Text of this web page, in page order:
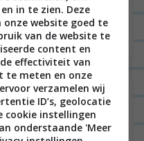
VOLGENDE POST
Vereiste
in te zien. Deze
onze website goed te
van de website te
content en
effectiviteit van
te meten en onze
verzamelen wij
ID’s, geolocatie
cookie instellingen
onderstaande 'Meer